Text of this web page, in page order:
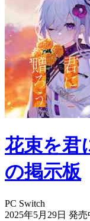
花束を君
の掲示板
PC Switch
2025年5月29日 発売